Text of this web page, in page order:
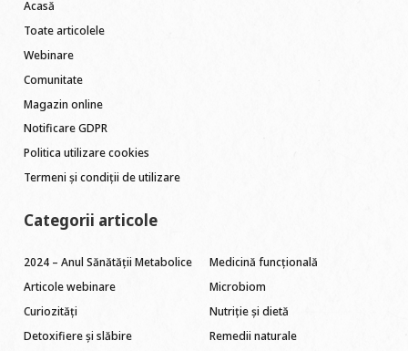
Acasă
Toate articolele
Webinare
Comunitate
Magazin online
Notificare GDPR
Politica utilizare cookies
Termeni și condiții de utilizare
Categorii articole
2024 – Anul Sănătății Metabolice
Articole webinare
Curiozități
Detoxifiere și slăbire
Medicină funcțională
Microbiom
Nutriție și dietă
Remedii naturale